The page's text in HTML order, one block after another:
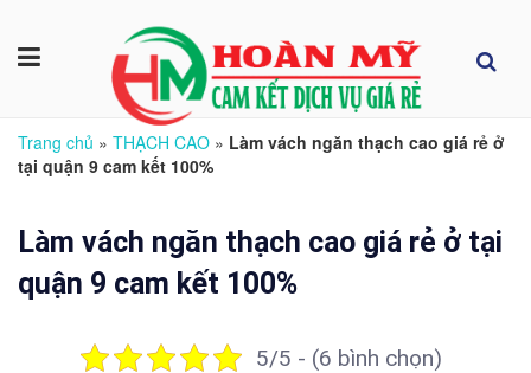
Trang chủ » THẠCH CAO » Làm vách ngăn thạch cao giá rẻ ở
tại quận 9 cam kết 100%
Làm vách ngăn thạch cao giá rẻ ở tại
quận 9 cam kết 100%
5/5 - (6 bình chọn)